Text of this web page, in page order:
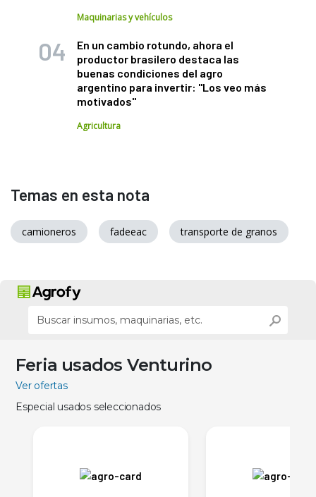
Maquinarias y vehículos
En un cambio rotundo, ahora el
productor brasilero destaca las
buenas condiciones del agro
argentino para invertir: "Los veo más
motivados"
Agricultura
Temas en esta nota
camioneros fadeeac transporte de granos
Feria usados Venturino
Ver ofertas
Especial usados seleccionados